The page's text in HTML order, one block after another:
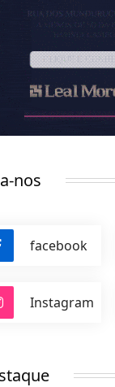
nos
facebook
Instagram